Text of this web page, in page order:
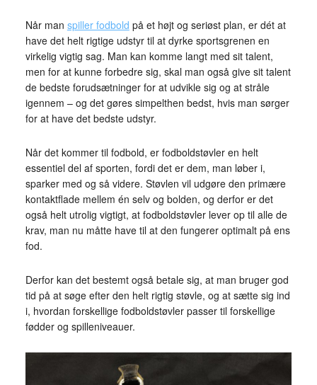
Når man spiller fodbold på et højt og seriøst plan, er dét at
have det helt rigtige udstyr til at dyrke sportsgrenen en
virkelig vigtig sag. Man kan komme langt med sit talent,
men for at kunne forbedre sig, skal man også give sit talent
de bedste forudsætninger for at udvikle sig og at stråle
igennem – og det gøres simpelthen bedst, hvis man sørger
for at have det bedste udstyr.
Når det kommer til fodbold, er fodboldstøvler en helt
essentiel del af sporten, fordi det er dem, man løber i,
sparker med og så videre. Støvlen vil udgøre den primære
kontaktflade mellem én selv og bolden, og derfor er det
også helt utrolig vigtigt, at fodboldstøvler lever op til alle de
krav, man nu måtte have til at den fungerer optimalt på ens
fod.
Derfor kan det bestemt også betale sig, at man bruger god
tid på at søge efter den helt rigtig støvle, og at sætte sig ind
i, hvordan forskellige fodboldstøvler passer til forskellige
fødder og spilleniveauer.